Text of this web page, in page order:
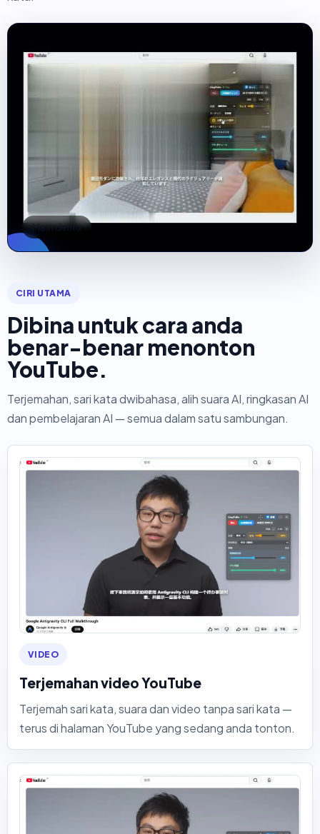
Main demo
CIRI UTAMA
Dibina untuk cara anda
benar-benar menonton
YouTube.
Terjemahan, sari kata dwibahasa, alih suara AI, ringkasan AI
dan pembelajaran AI — semua dalam satu sambungan.
VIDEO
Terjemahan video YouTube
Terjemah sari kata, suara dan video tanpa sari kata —
terus di halaman YouTube yang sedang anda tonton.